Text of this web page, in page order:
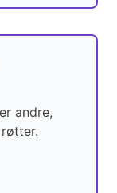
andre,